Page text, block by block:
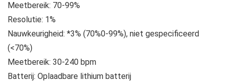
Meetbereik: 70-99%
Resolutie: 1%
Nauwkeurigheid: *3% (70%0-99%), niet gespecificeerd
(<70%)
Meetbereik: 30-240 bpm
Batterij: Oplaadbare lithium batterij